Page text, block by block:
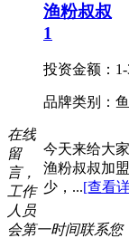
渔粉叔叔
1
投资金额：
品牌类别：
今天来给大
渔粉叔叔加
少，...[查看
在线
留
言，
工作
人员
会第一时间联系您